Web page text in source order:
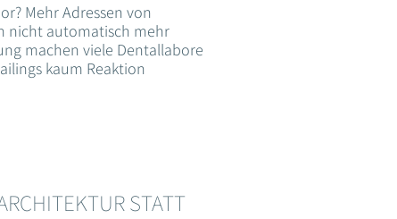
Mehr Adressen von
nicht automatisch mehr
machen viele Dentallabore
kaum Reaktion
STATT